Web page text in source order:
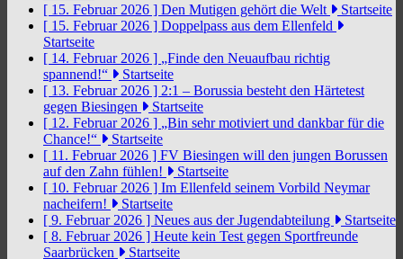
[ 15. Februar 2026 ] Den Mutigen gehört die Welt
Startseite
[ 15. Februar 2026 ] Doppelpass aus dem Ellenfeld
Startseite
[ 14. Februar 2026 ] „Finde den Neuaufbau richtig
spannend!“
Startseite
[ 13. Februar 2026 ] 2:1 – Borussia besteht den Härtetest
gegen Biesingen
Startseite
[ 12. Februar 2026 ] „Bin sehr motiviert und dankbar für die
Chance!“
Startseite
[ 11. Februar 2026 ] FV Biesingen will den jungen Borussen
auf den Zahn fühlen!
Startseite
[ 10. Februar 2026 ] Im Ellenfeld seinem Vorbild Neymar
nacheifern!
Startseite
[ 9. Februar 2026 ] Neues aus der Jugendabteilung
Startseite
[ 8. Februar 2026 ] Heute kein Test gegen Sportfreunde
Saarbrücken
Startseite